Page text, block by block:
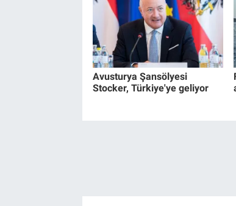
Avusturya Şansölyesi
Stocker, Türkiye'ye geliyor